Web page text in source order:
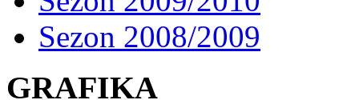
Sezon 2008/2009
GRAFIKA